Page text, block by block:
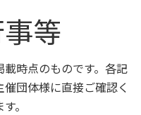
等
時点のものです。各記
団体様に直接ご確認く
。